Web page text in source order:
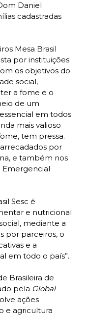
Daniel
cadastradas
Mesa Brasil
por instituições
os objetivos do
social,
a fome e o
de um
em todos
mais valioso
tem pressa.
por
e também nos
Sesc é
e nutricional
mediante a
por parceiros, o
e a
em todo o país”.
Brasileira de
pela Global
ações
e agricultura